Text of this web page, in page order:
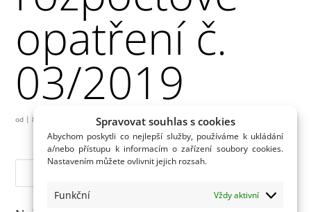
Spravovat souhlas s cookies
Abychom poskytli co nejlepší služby, používáme k ukládání
a/nebo přístupu k informacím o zařízení soubory cookies.
Nastavením můžete ovlivnit jejich rozsah.
Funkční Vždy aktivní
opatření č.
03/2019
od |8.10.2019